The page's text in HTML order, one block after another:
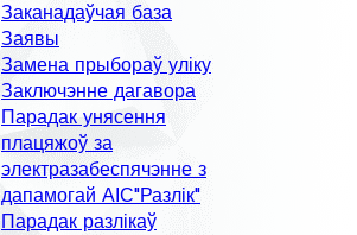
Заканадаўчая база
Заявы
Замена прыбораў уліку
Заключэнне дагавора
Парадак унясення
плацяжоў за
электразабеспячэнне з
дапамогай АІС"Разлік"
Парадак разлікаў